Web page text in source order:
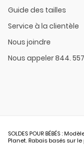
Guide des tailles
Service à la clientèle
Nous joindre
Nous appeler 844.
SOLDES POUR BÉBÉS :
Planet. Rabais basés sur